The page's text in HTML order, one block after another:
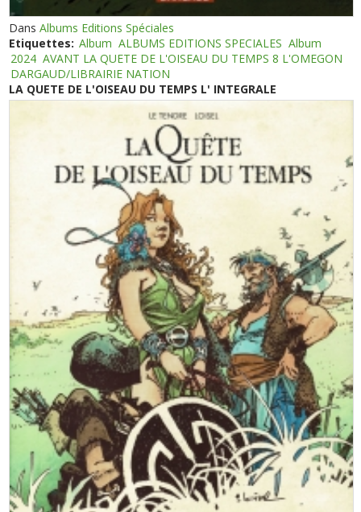
DansAlbums Editions Spéciales
Etiquettes: Album ALBUMS EDITIONS SPECIALES Album
2024 AVANT LA QUETE DE L'OISEAU DU TEMPS 8 L'OMEGON
DARGAUD/LIBRAIRIE NATION
LA QUETE DE L'OISEAU DU TEMPS L' INTEGRALE